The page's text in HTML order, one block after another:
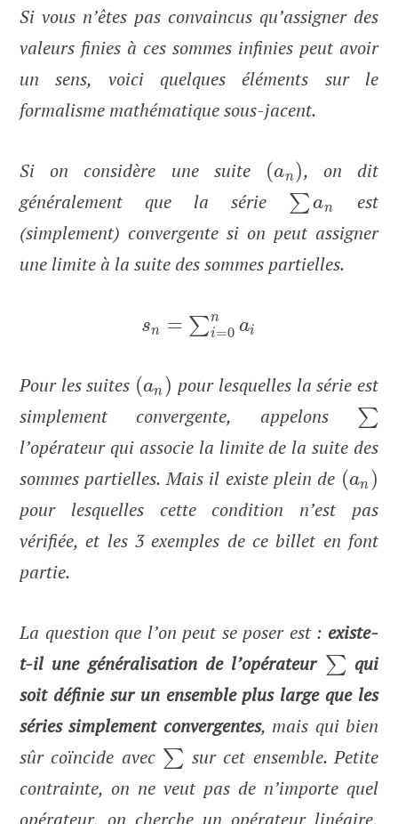
Si vous n’êtes pas convaincus qu’assigner des
valeurs finies à ces sommes infinies peut avoir
un sens, voici quelques éléments sur le
formalisme mathématique sous-jacent.
Si on considère une suite (an), on dit
généralement que la série ∑an
est
(simplement) convergente si on peut assigner
une limite à la suite des sommes partielles.
sn = ∑n
i=0 ai
Pour les suites (an) pour lesquelles la série est
simplement convergente, appelons ∑
l’opérateur qui associe la limite de la suite des
sommes partielles. Mais il existe plein de (an)
pour lesquelles cette condition n’est pas
vérifiée, et les 3 exemples de ce billet en font
partie.
La question que l’on peut se poser est : existe-
t-il une généralisation de l’opérateur ∑ qui
soit définie sur un ensemble plus large que les
séries simplement convergentes, mais qui bien
sûr coïncide avec ∑ sur cet ensemble. Petite
contrainte, on ne veut pas de n’importe quel